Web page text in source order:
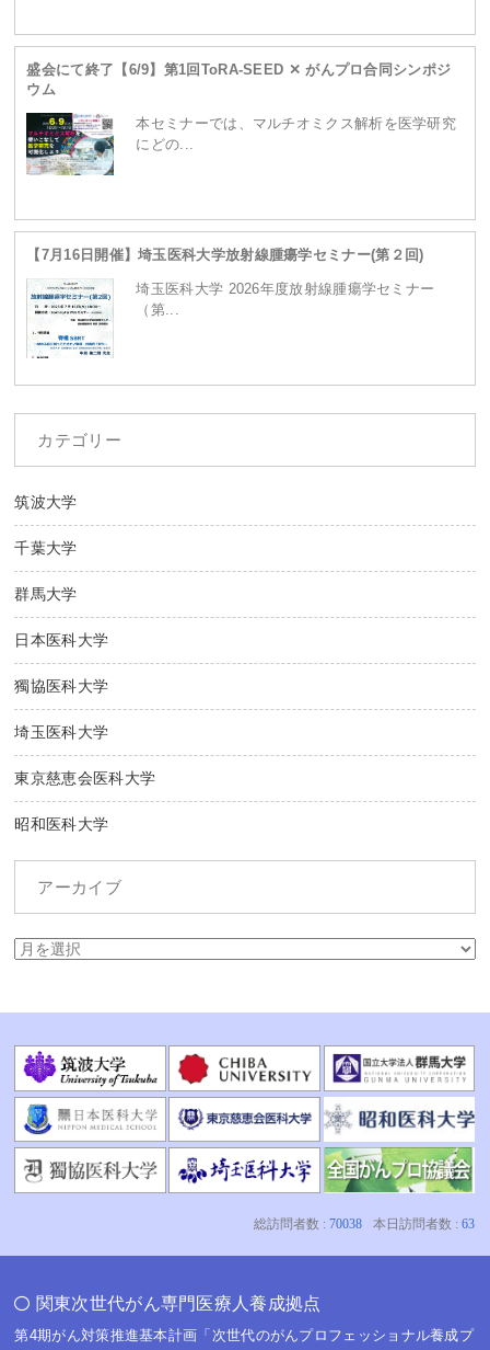
content/themes/site/header.php on line230
盛会にて終了【6/9】第1回ToRA-SEED ✕ がんプロ合同シンポジ
ウム
本セミナーでは、マルチオミクス解析を医学研究
にどの...
【7月16日開催】埼玉医科大学放射線腫瘍学セミナー(第２回)
埼玉医科大学 2026年度放射線腫瘍学セミナー
（第...
カテゴリー
筑波大学
千葉大学
群馬大学
日本医科大学
獨協医科大学
埼玉医科大学
東京慈恵会医科大学
昭和医科大学
アーカイブ
関東次世代がん専門医療人養成拠点
第4期がん対策推進基本計画「次世代のがんプロフェッショナル養成プ